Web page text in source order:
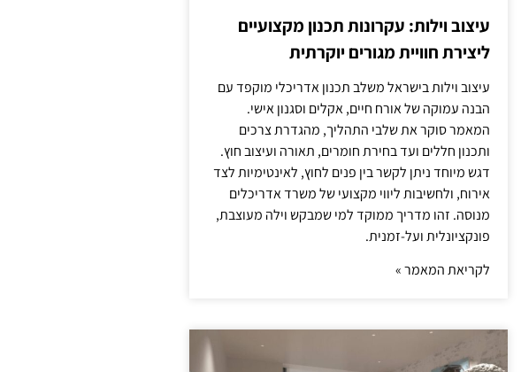
עיצוב וילות: עקרונות תכנון מקצועיים
ליצירת חוויית מגורים יוקרתית
עיצוב וילות בישראל משלב תכנון אדריכלי מוקפד עם
הבנה עמוקה של אורח חיים, אקלים וסגנון אישי.
המאמר סוקר את שלבי התהליך, מהגדרת צרכים
ותכנון חללים ועד בחירת חומרים, תאורה ועיצוב חוץ.
דגש מיוחד ניתן לקשר בין פנים לחוץ, לאינטימיות לצד
אירוח, ולחשיבות ליווי מקצועי של משרד אדריכלים
מנוסה. זהו מדריך ממוקד למי שמבקש וילה מעוצבת,
פונקציונלית ועל-זמנית.
לקריאת המאמר »